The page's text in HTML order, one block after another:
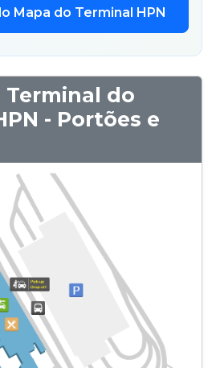
Mapa do Terminal HPN
Terminal do
- Portões e